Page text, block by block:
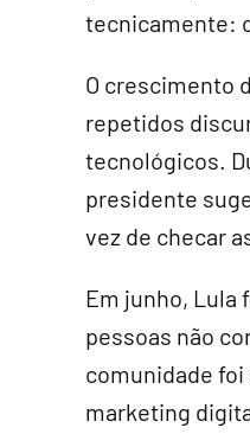
tecnicamente:
O crescimento
repetidos
tecnológicos.
presidente
vez de checar
Em junho, Lula
pessoas não
comunidade
marketing